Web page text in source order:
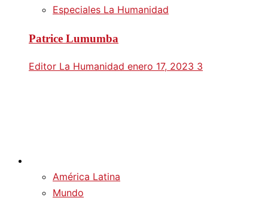
Especiales La Humanidad
Patrice Lumumba
Editor La Humanidad enero 17, 2023 3
América Latina
Mundo